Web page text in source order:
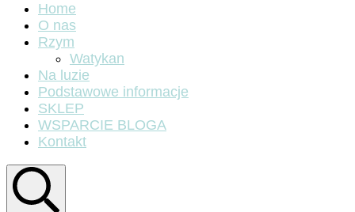
Home
O nas
Rzym
Watykan
Na luzie
Podstawowe informacje
SKLEP
WSPARCIE BLOGA
Kontakt